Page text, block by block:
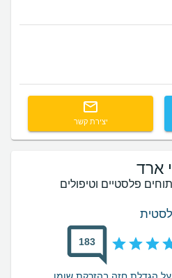
יצירת קשר
ארד
פלסטיים וטיפולים
183